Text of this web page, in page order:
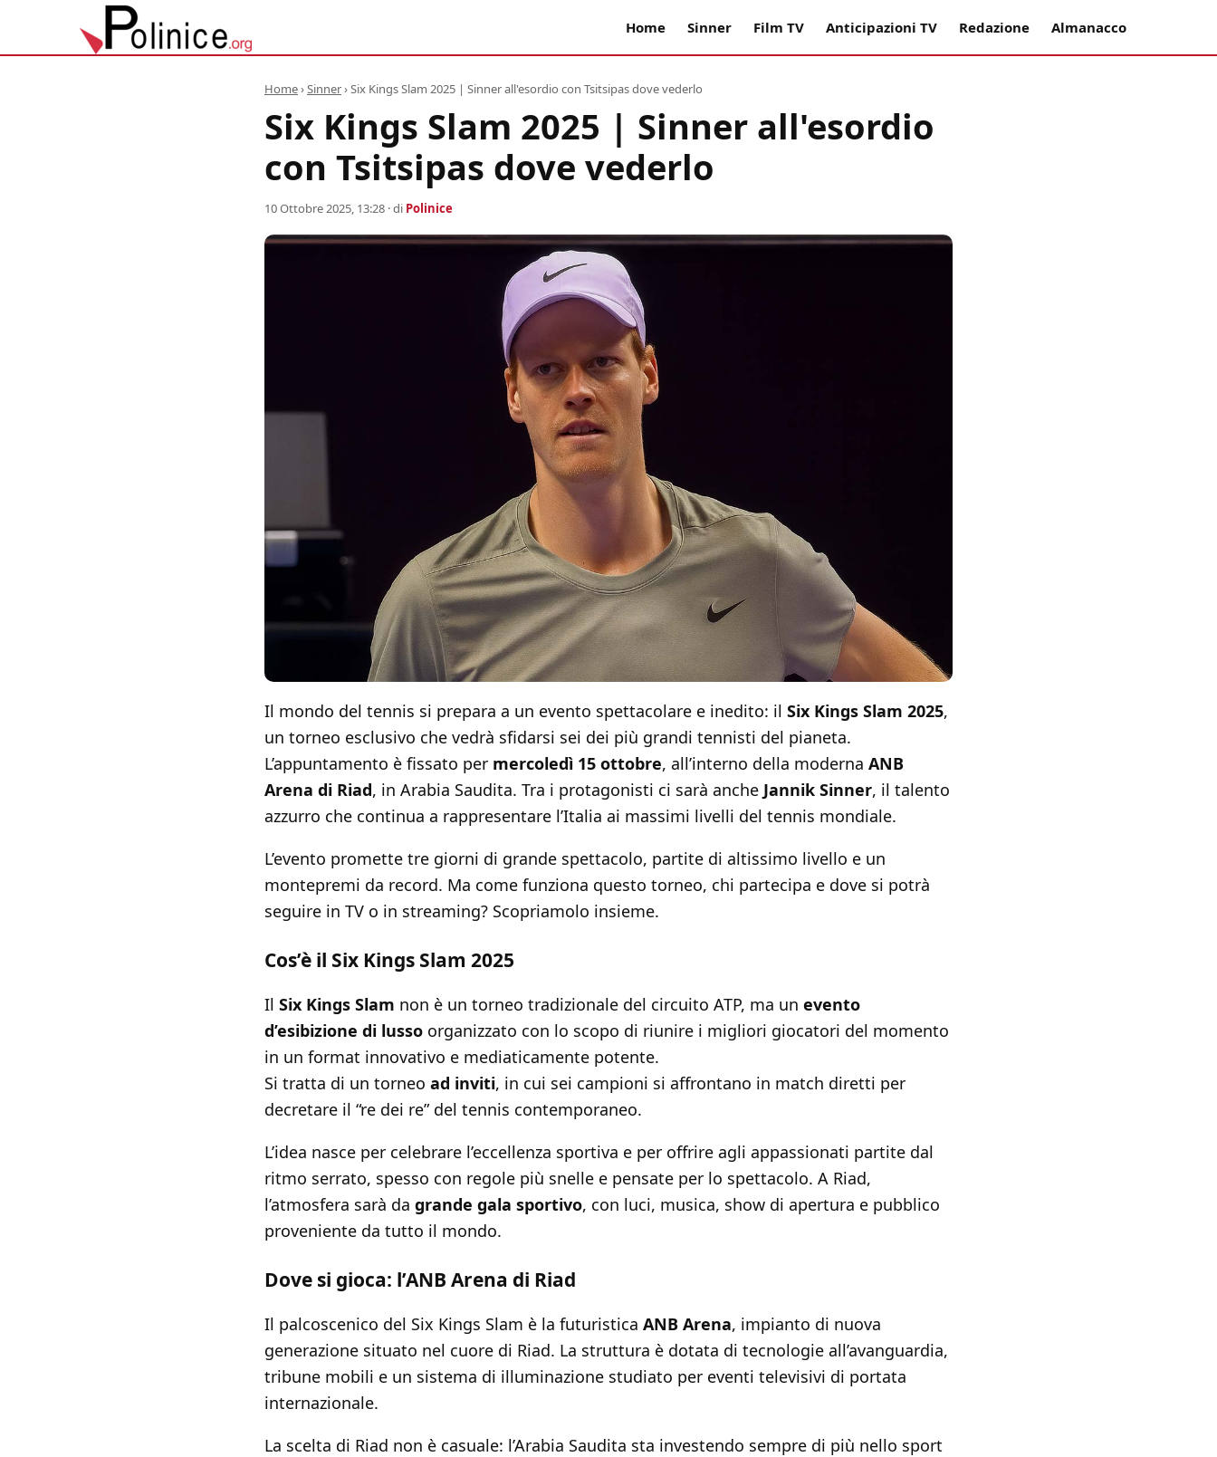
Home Sinner Film TV Anticipazioni TV Redazione Almanacco
Home›Sinner›Six Kings Slam 2025 | Sinner all'esordio con Tsitsipas dove vederlo
Six Kings Slam 2025 | Sinner all'esordio
con Tsitsipas dove vederlo
10 Ottobre 2025, 13:28 · di Polinice
Il mondo del tennis si prepara a un evento spettacolare e inedito: il Six Kings Slam 2025,
un torneo esclusivo che vedrà sfidarsi sei dei più grandi tennisti del pianeta.
L’appuntamento è fissato per mercoledì 15 ottobre, all’interno della moderna ANB
Arena di Riad, in Arabia Saudita. Tra i protagonisti ci sarà anche Jannik Sinner, il talento
azzurro che continua a rappresentare l’Italia ai massimi livelli del tennis mondiale.
L’evento promette tre giorni di grande spettacolo, partite di altissimo livello e un
montepremi da record. Ma come funziona questo torneo, chi partecipa e dove si potrà
seguire in TV o in streaming? Scopriamolo insieme.
Cos’è il Six Kings Slam 2025
Il Six Kings Slam non è un torneo tradizionale del circuito ATP, ma un evento
d’esibizione di lusso organizzato con lo scopo di riunire i migliori giocatori del momento
in un format innovativo e mediaticamente potente.
Si tratta di un torneo ad inviti, in cui sei campioni si affrontano in match diretti per
decretare il “re dei re” del tennis contemporaneo.
L’idea nasce per celebrare l’eccellenza sportiva e per offrire agli appassionati partite dal
ritmo serrato, spesso con regole più snelle e pensate per lo spettacolo. A Riad,
l’atmosfera sarà da grande gala sportivo, con luci, musica, show di apertura e pubblico
proveniente da tutto il mondo.
Dove si gioca: l’ANB Arena di Riad
Il palcoscenico del Six Kings Slam è la futuristica ANB Arena, impianto di nuova
generazione situato nel cuore di Riad. La struttura è dotata di tecnologie all’avanguardia,
tribune mobili e un sistema di illuminazione studiato per eventi televisivi di portata
internazionale.
La scelta di Riad non è casuale: l’Arabia Saudita sta investendo sempre di più nello sport